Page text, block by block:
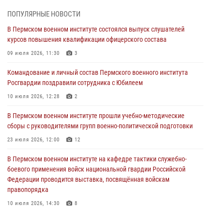
Федерации проводится выставка, посвящённая войскам
правопорядка
10 июля 2026, 14:30 8
Росгвардии поздравили сотрудника с Юбилеем
10 июля 2026, 12:28 2
курсов повышения квалификации офицерского состава
09 июля 2026, 11:30 3
по набору абитуриентов из числа граждан, прошедших и не
проходивших военную службу
08 июля 2026, 09:36 2
Военнослужащие Пермского военного института приняли участие в
ПОПУЛЯРНЫЕ НОВОСТИ
В Пермском военном институте состоялся выпуск слушателей
курсов повышения квалификации офицерского состава
09 июля 2026, 11:30 3
Командование и личный состав Пермского военного института
Росгвардии поздравили сотрудника с Юбилеем
10 июля 2026, 12:28 2
В Пермском военном институте прошли учебно-методические
сборы с руководителями групп военно-политической подготовки
23 июля 2026, 12:00 12
В Пермском военном институте на кафедре тактики служебно-
боевого применения войск национальной гвардии Российской
Федерации проводится выставка, посвящённая войскам
правопорядка
10 июля 2026, 14:30 8